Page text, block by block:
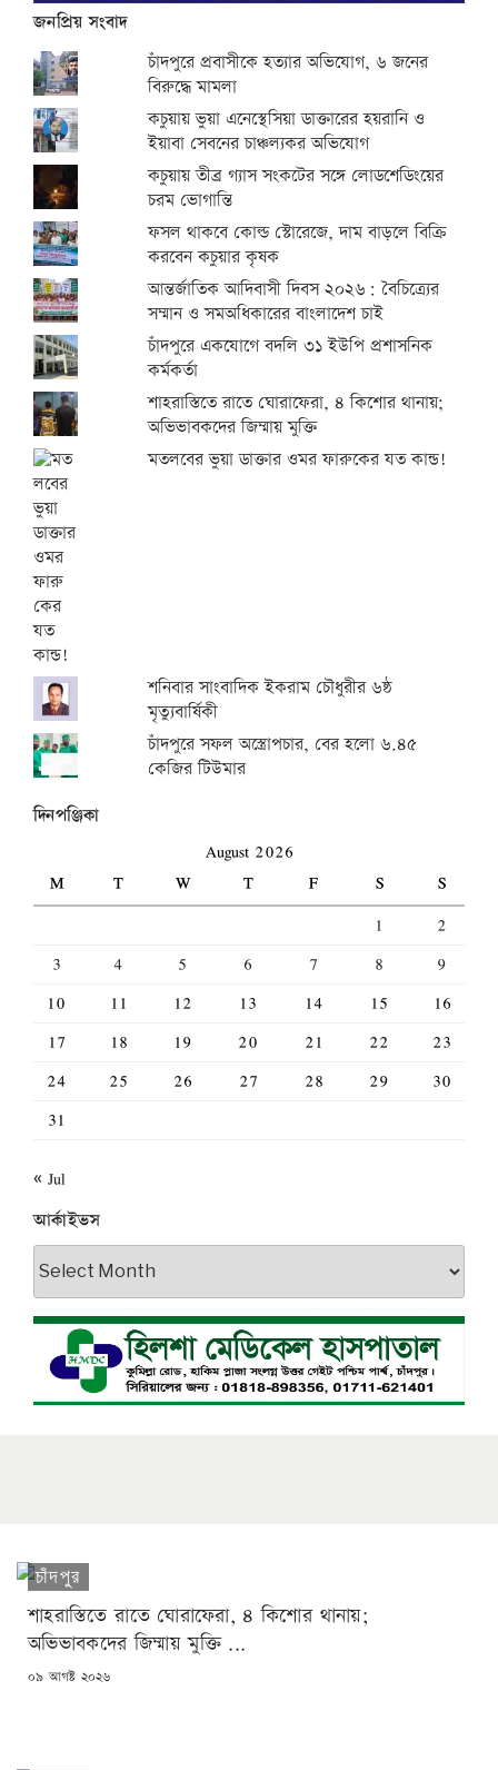
জনপ্রিয় সংবাদ
চাঁদপুরে প্রবাসীকে হত্যার অভিযোগ, ৬ জনের
বিরুদ্ধে মামলা
কচুয়ায় ভুয়া এনেস্থেসিয়া ডাক্তারের হয়রানি ও
ইয়াবা সেবনের চাঞ্চল্যকর অভিযোগ
কচুয়ায় তীব্র গ্যাস সংকটের সঙ্গে লোডশেডিংয়ের
চরম ভোগান্তি
ফসল থাকবে কোল্ড স্টোরেজে, দাম বাড়লে বিক্রি
করবেন কচুয়ার কৃষক
আন্তর্জাতিক আদিবাসী দিবস ২০২৬: বৈচিত্র্যের
সম্মান ও সমঅধিকারের বাংলাদেশ চাই
চাঁদপুরে একযোগে বদলি ৩১ ইউপি প্রশাসনিক
কর্মকর্তা
শাহরাস্তিতে রাতে ঘোরাফেরা, ৪ কিশোর থানায়;
অভিভাবকদের জিম্মায় মুক্তি
মতলবের ভুয়া ডাক্তার ওমর ফারুকের যত কান্ড!
শনিবার সাংবাদিক ইকরাম চৌধুরীর ৬ষ্ঠ
মৃত্যুবার্ষিকী
চাঁদপুরে সফল অস্ত্রোপচার, বের হলো ৬.৪৫
কেজির টিউমার
দিনপঞ্জিকা
August 2026
M
T W T F S
S
1
2
3
4 5 6 7 8
9
10
11 12 13 14 15
16
17
18 19 20 21 22
23
24
25 26 27 28 29
30
31
« Jul
আর্কাইভস
আর্কাইভস
চাঁদপুর
শাহরাস্তিতে রাতে ঘোরাফেরা, ৪ কিশোর থানায়;
অভিভাবকদের জিম্মায় মুক্তি ...
POSTED
০৯ আগষ্ট ২০২৬